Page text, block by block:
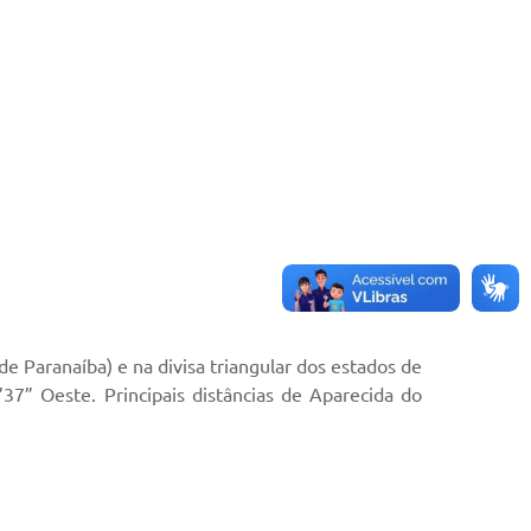
Paranaíba) e na divisa triangular dos estados de
Oeste. Principais distâncias de Aparecida do